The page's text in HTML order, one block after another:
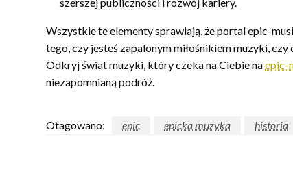
szerszej publiczności i rozwój kariery.
Wszystkie te elementy sprawiają, że portal epic-
tego, czy jesteś zapalonym miłośnikiem muzyki,
Odkryj świat muzyki, który czeka na Ciebie naepic-
niezapomnianą podróż.
Otagowano: epic epicka muzyka historia